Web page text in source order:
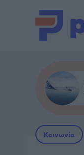
Κοινωνία